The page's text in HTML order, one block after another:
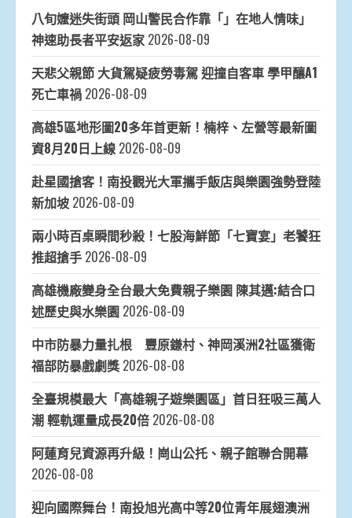
八旬嬤迷失街頭 岡山警民合作靠「」在地人情味」
神速助長者平安返家 2026-08-09
天悲父親節 大貨駕疑疲勞毒駕 迎撞自客車 學甲釀A1
死亡車禍 2026-08-09
高雄5區地形圖20多年首更新！楠梓、左營等最新圖
資8月20日上線 2026-08-09
赴星國搶客！南投觀光大軍攜手飯店與樂園強勢登陸
新加坡 2026-08-09
兩小時百桌瞬間秒殺！七股海鮮節「七寶宴」老饕狂
推超搶手 2026-08-09
高雄機廠變身全台最大免費親子樂園 陳其邁:結合口
述歷史與水樂園 2026-08-09
中市防暴力量扎根 豐原鎌村、神岡溪洲2社區獲衛
福部防暴戲劇獎 2026-08-08
全臺規模最大「高雄親子遊樂園區」首日狂吸三萬人
潮 輕軌運量成長20倍 2026-08-08
阿蓮育兒資源再升級！崗山公托、親子館聯合開幕
2026-08-08
迎向國際舞台！南投旭光高中等20位青年展翅澳洲